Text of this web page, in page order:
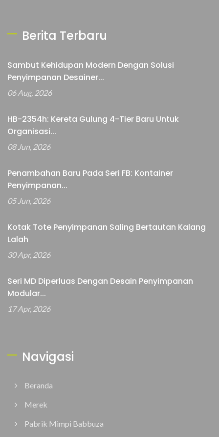
Berita Terbaru
Sambut Kehidupan Modern Dengan Solusi
Penyimpanan Desainer...
06 Aug, 2026
HB-2354h: Kereta Gulung 4-Tier Baru Untuk
Organisasi...
08 Jun, 2026
Penambahan Baru Pada Seri FB: Kontainer
Penyimpanan...
05 Jun, 2026
Kotak Tote Penyimpanan Saling Bertautan Kalang
Lalah
30 Apr, 2026
Seri MD Diperluas Dengan Desain Penyimpanan
Modular...
17 Apr, 2026
Navigasi
Beranda
Merek
Pabrik Mimpi Babbuza